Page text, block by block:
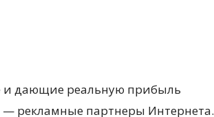
и дающие реальную прибыль
рекламные партнеры Интернета.